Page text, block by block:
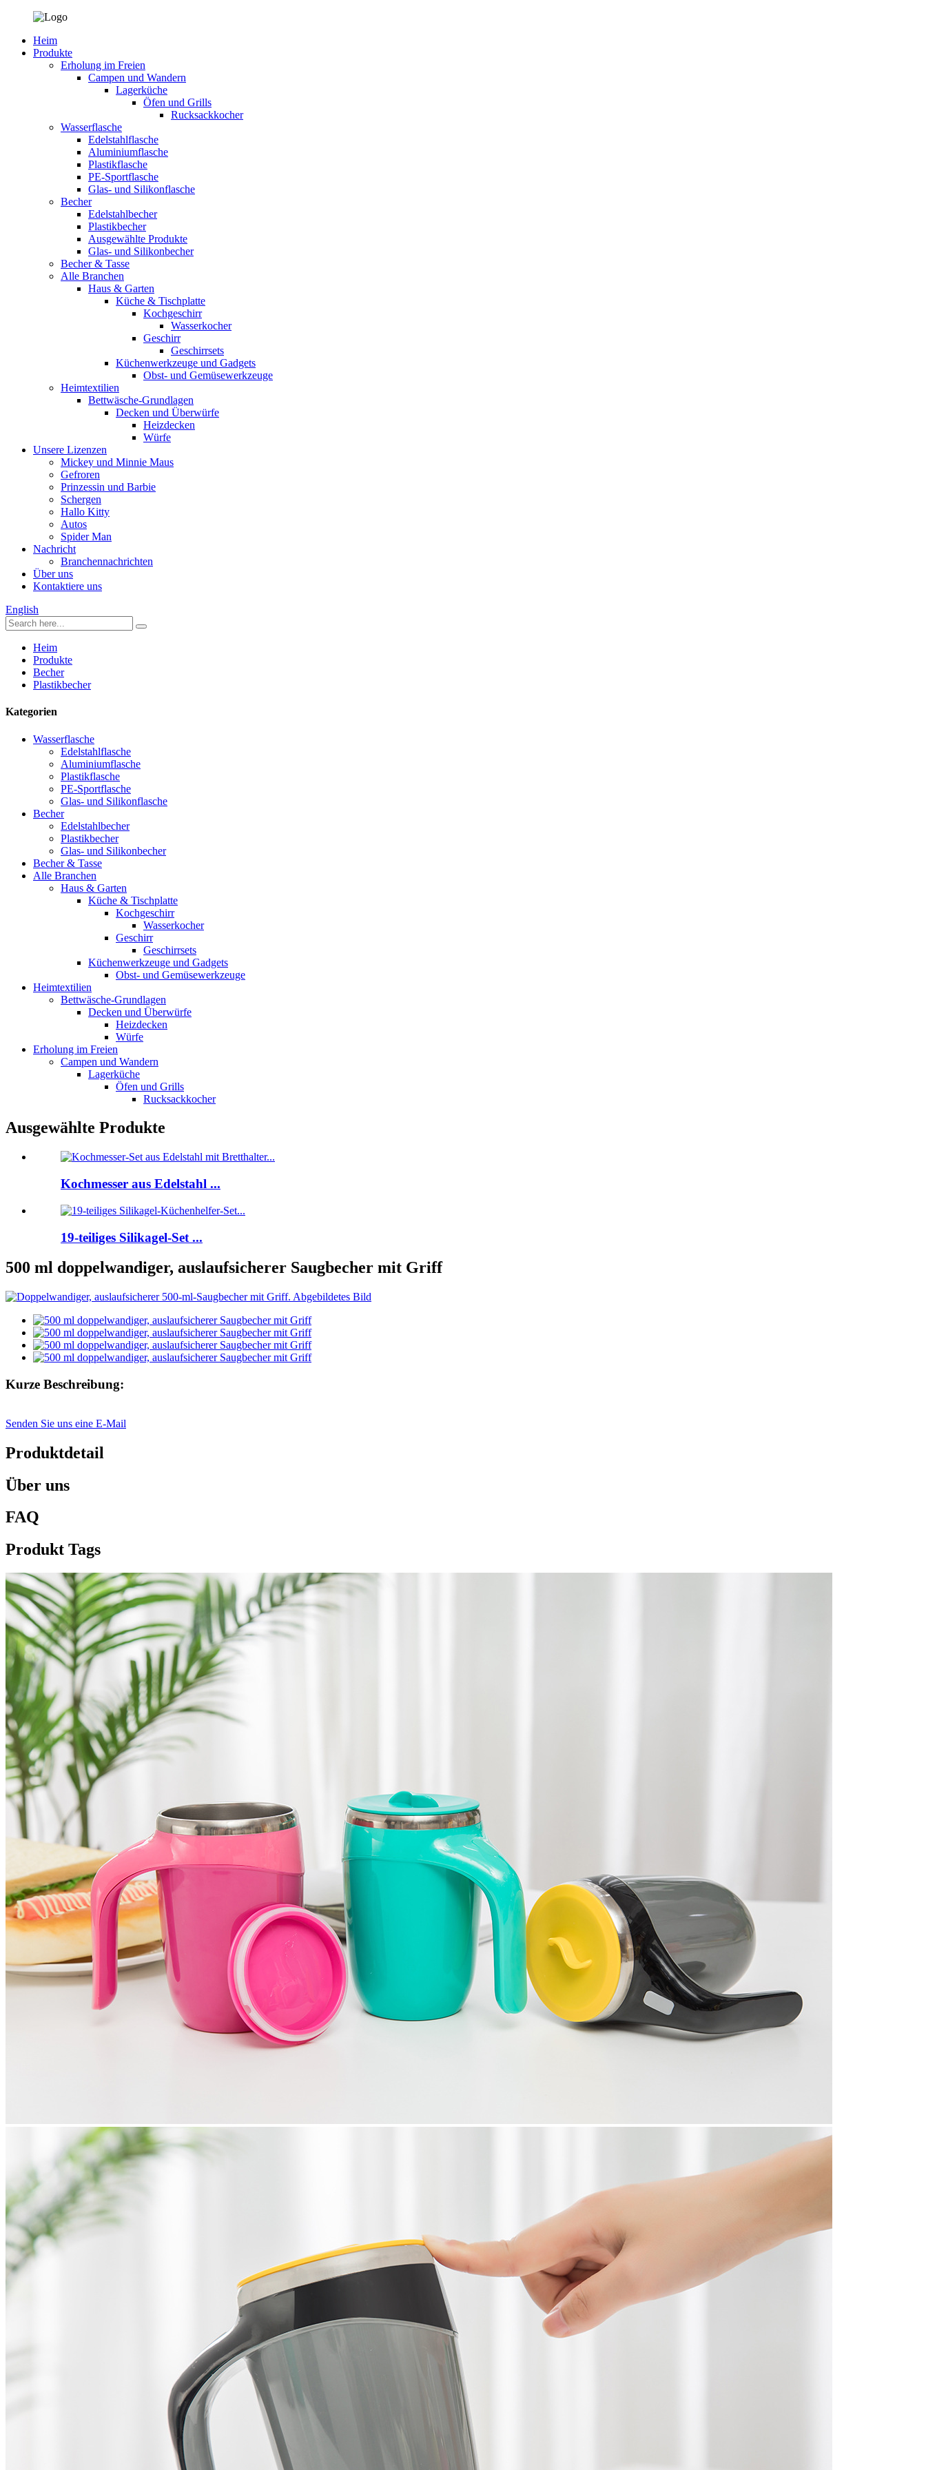
Heim
Produkte
Erholung im Freien
Campen und Wandern
Lagerküche
Öfen und Grills
Rucksackkocher
Wasserflasche
Edelstahlflasche
Aluminiumflasche
Plastikflasche
PE-Sportflasche
Glas- und Silikonflasche
Becher
Edelstahlbecher
Plastikbecher
Ausgewählte Produkte
Glas- und Silikonbecher
Becher & Tasse
Alle Branchen
Haus & Garten
Küche & Tischplatte
Kochgeschirr
Wasserkocher
Geschirr
Geschirrsets
Küchenwerkzeuge und Gadgets
Obst- und Gemüsewerkzeuge
Heimtextilien
Bettwäsche-Grundlagen
Decken und Überwürfe
Heizdecken
Würfe
Unsere Lizenzen
Mickey und Minnie Maus
Gefroren
Prinzessin und Barbie
Schergen
Hallo Kitty
Autos
Spider Man
Nachricht
Branchennachrichten
Über uns
Kontaktiere uns
English
Heim
Produkte
Becher
Plastikbecher
Kategorien
Wasserflasche
Edelstahlflasche
Aluminiumflasche
Plastikflasche
PE-Sportflasche
Glas- und Silikonflasche
Becher
Edelstahlbecher
Plastikbecher
Glas- und Silikonbecher
Becher & Tasse
Alle Branchen
Haus & Garten
Küche & Tischplatte
Kochgeschirr
Wasserkocher
Geschirr
Geschirrsets
Küchenwerkzeuge und Gadgets
Obst- und Gemüsewerkzeuge
Heimtextilien
Bettwäsche-Grundlagen
Decken und Überwürfe
Heizdecken
Würfe
Erholung im Freien
Campen und Wandern
Lagerküche
Öfen und Grills
Rucksackkocher
Ausgewählte Produkte
Kochmesser aus Edelstahl ...
19-teiliges Silikagel-Set ...
500 ml doppelwandiger, auslaufsicherer Saugbecher mit Griff
Kurze Beschreibung:
Senden Sie uns eine E-Mail
Produktdetail
Über uns
FAQ
Produkt Tags